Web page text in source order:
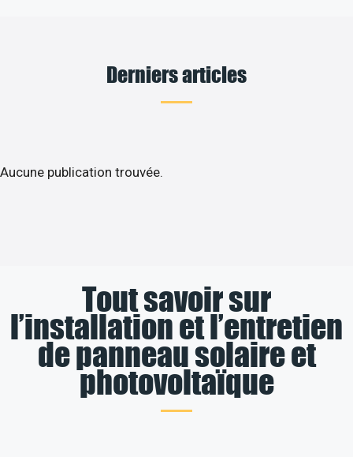
Derniers articles
Aucune publication trouvée.
Tout savoir sur
l’installation et l’entretien
de panneau solaire et
photovoltaïque